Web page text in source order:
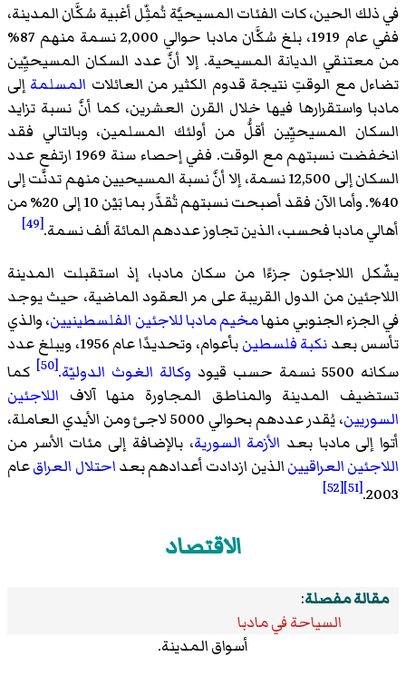
في ذلك الحين، كات الفئات المسيحيَّة تُمثِّل أغبية سُكَّان المدينة،
ففي عام 1919، بلغ سُكَّان مادبا حوالي 2,000 نسمة منهم 87%
من معتنقي الديانة المسيحية. إلا أنَّ عدد السكان المسيحيِّين
تضاءل مع الوقتِ نتيجة قدوم الكثير من العائلات المسلمة إلى
مادبا واستقرارها فيها خلال القرن العشرين، كما أنَّ نسبة تزايد
السكان المسيحيِّين أقلُّ من أولئك المسلمين، وبالتالي فقد
انخفضت نسبتهم مع الوقت. ففي إحصاء سنة 1969 ارتفع عدد
السكان إلى 12,500 نسمة، إلا أنَّ نسبة المسيحيين منهم تدنَّت إلى
40%. وأما الآن فقد أصبحت نسبتهم تُقدَّر بما بَيْن 10 إلى 20% من
أهالي مادبا فحسب، الذين تجاوز عددهم المائة ألف نسمة.[49]
يشّكل اللاجئون جزءًا من سكان مادبا، إذ استقبلت المدينة
اللاجئين من الدول القريبة على مر العقود الماضية، حيث يوجد
في الجزء الجنوبي منهامخيم مادباللاجئين الفلسطينيين، والذي
تأسس بعدنكبة فلسطين
بأعوام، وتحديدًا عام 1956، ويبلغ عدد
سكانه 5500 نسمة حسب قيود
وكالة الغوث الدوليّة.
[50]
كما
تستضيف المدينة والمناطق المجاورة منها آلاف اللاجئين
السوريين
، يُقدر عددهم بحوالي 5000 لاجئ ومن الأيدي العاملة،
أتوا إلى مادبا بعد الأزمة السورية، بالإضافة إلى مئات الأسر من
اللاجئين العراقيينالذين ازدادت أعدادهم بعداحتلال العراقعام
2003.
[51]
[52]
الاقتصاد
مقالة مفصلة:
السياحة في مادبا
أسواق المدينة.